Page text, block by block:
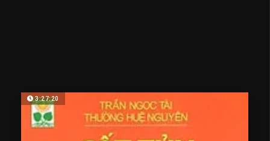
3:27:20